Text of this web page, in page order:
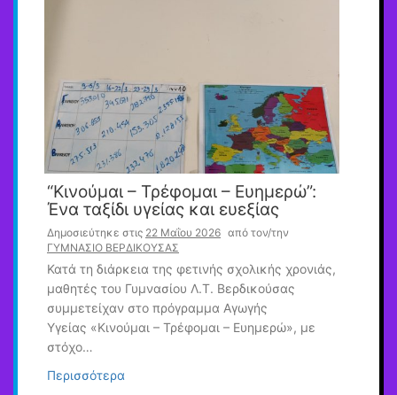
“Κινούμαι – Τρέφομαι – Ευημερώ”:
Ένα ταξίδι υγείας και ευεξίας
Δημοσιεύτηκε στις 22 Μαΐου 2026 από τον/την
ΓΥΜΝΑΣΙΟ ΒΕΡΔΙΚΟΥΣΑΣ
Κατά τη διάρκεια της φετινής σχολικής χρονιάς,
μαθητές του Γυμνασίου Λ.Τ. Βερδικούσας
συμμετείχαν στο πρόγραμμα Αγωγής
Υγείας «Κινούμαι – Τρέφομαι – Ευημερώ», με
στόχο…
Περισσότερα